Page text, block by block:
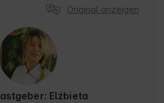
zahlreiche Wander- und
die komfortable Unterkunft
Seen zu schätzen wissen,
und aktiven Erholung
die lokalen Traditionen
Sie die regionale Küche.
Original anzeigen
Elżbieta